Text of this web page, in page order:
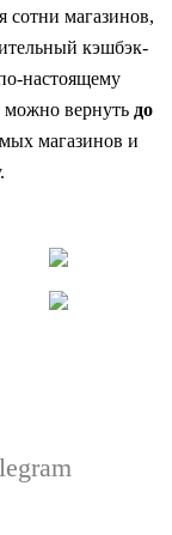
сотни магазинов,
кэшбэк-
настоящему
вернуть до
магазинов и